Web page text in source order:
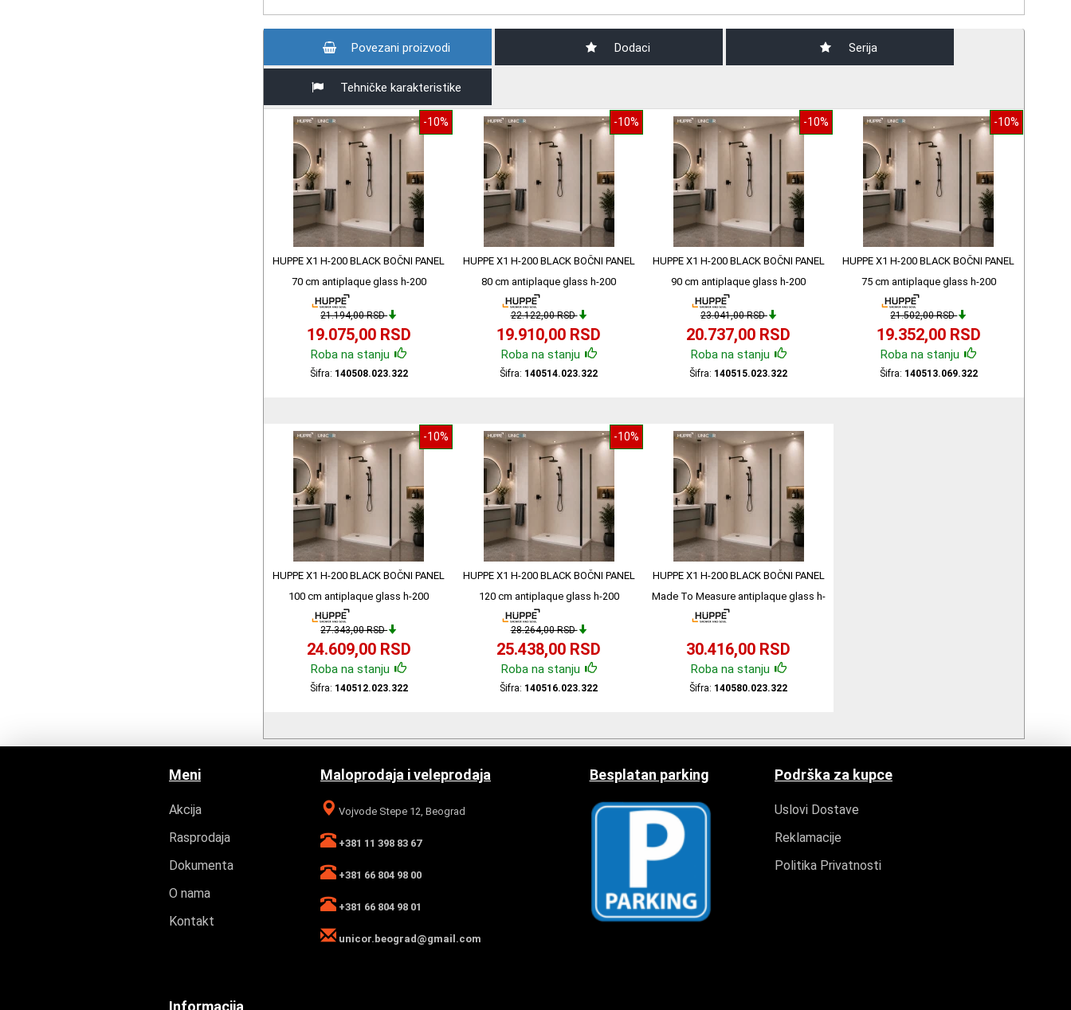
Povezani proizvodi Dodaci Serija
Tehničke karakteristike
-10%
HUPPE X1 H-200 BLACK BOČNI PANEL
70 cm antiplaque glass h-200
140508.023.322
21.194,00 RSD
19.075,00 RSD
Roba na stanju
Šifra: 140508.023.322
-10%
HUPPE X1 H-200 BLACK BOČNI PANEL
80 cm antiplaque glass h-200
140514.023.322
22.122,00 RSD
19.910,00 RSD
Roba na stanju
Šifra: 140514.023.322
-10%
HUPPE X1 H-200 BLACK BOČNI PANEL
90 cm antiplaque glass h-200
140515.023.322
23.041,00 RSD
20.737,00 RSD
Roba na stanju
Šifra: 140515.023.322
-10%
HUPPE X1 H-200 BLACK BOČNI PANEL
75 cm antiplaque glass h-200
140513.023.322
21.502,00 RSD
19.352,00 RSD
Roba na stanju
Šifra: 140513.069.322
-10%
HUPPE X1 H-200 BLACK BOČNI PANEL
100 cm antiplaque glass h-200
140512.023.322
27.343,00 RSD
24.609,00 RSD
Roba na stanju
Šifra: 140512.023.322
-10%
HUPPE X1 H-200 BLACK BOČNI PANEL
120 cm antiplaque glass h-200
140516.023.322
28.264,00 RSD
25.438,00 RSD
Roba na stanju
Šifra: 140516.023.322
HUPPE X1 H-200 BLACK BOČNI PANEL
Made To Measure antiplaque glass h-
200 140580.023.322
30.416,00 RSD
Roba na stanju
Šifra: 140580.023.322
Meni
Akcija
Rasprodaja
Dokumenta
O nama
Kontakt
Maloprodaja i veleprodaja
Vojvode Stepe 12, Beograd
+381 11 398 83 67
+381 66 804 98 00
+381 66 804 98 01
unicor.beograd@gmail.com
Besplatan parking Podrška za kupce
Uslovi Dostave
Reklamacije
Politika Privatnosti
Informacija